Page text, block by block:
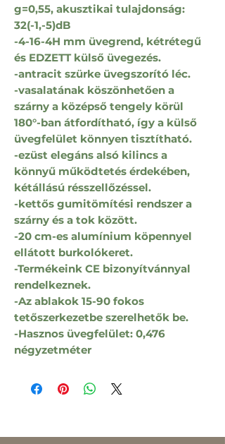
g=0,55, akusztikai tulajdonság:
32(-1,-5)dB
-4-16-4H mm üvegrend, kétrétegű
és EDZETT külső üvegezés.
-antracit szürke üvegszorító léc.
-vasalatának köszönhetően a
szárny a középső tengely körül
180°-ban átfordítható, így a külső
üvegfelület könnyen tisztítható.
-ezüst elegáns alsó kilincs a
könnyű működtetés érdekében,
kétállású résszellőzéssel.
-kettős gumitömítési rendszer a
szárny és a tok között.
-20 cm-es alumínium köpennyel
ellátott burkolókeret.
-Termékeink CE bizonyítvánnyal
rendelkeznek.
-Az ablakok 15-90 fokos
tetőszerkezetbe szerelhetők be.
-Hasznos üvegfelület: 0,476
négyzetméter